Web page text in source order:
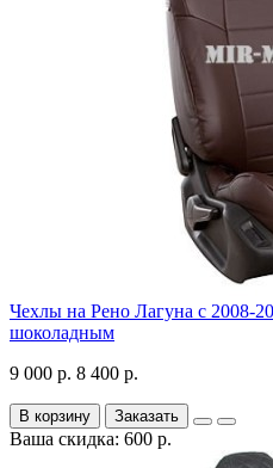
Чехлы на Рено Лагуна с 2008-
шоколадным
9 000 р. 8 400 р.
В корзину Заказать
Ваша скидка: 600 р.